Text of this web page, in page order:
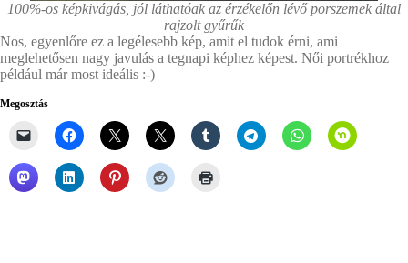
100%-os képkivágás, jól láthatóak az érzékelőn lévő porszemek által
rajzolt gyűrűk
Nos, egyenlőre ez a legélesebb kép, amit el tudok érni, ami
meglehetősen nagy javulás a tegnapi képhez képest. Női portrékhoz
például már most ideális :-)
Megosztás